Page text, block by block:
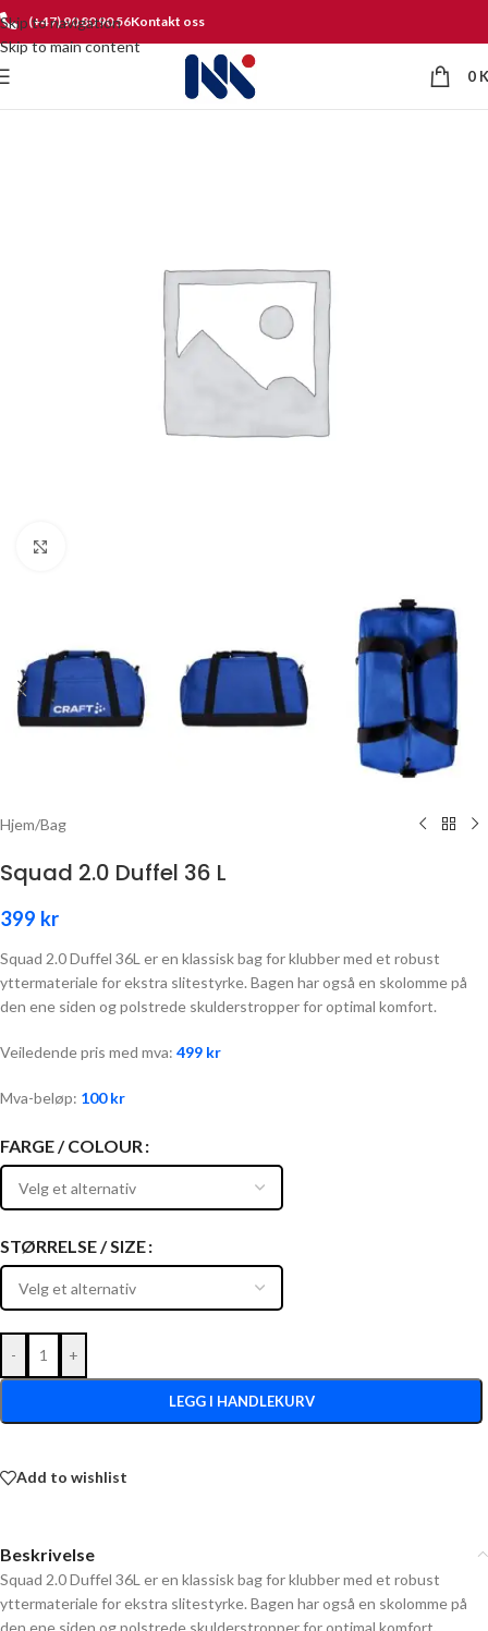
Skip to navigation
Skip to main content
(+47) 90 80 90 56Kontakt oss
0
Hjem/Bag
Squad 2.0 Duffel 36 L
399 kr
Squad 2.0 Duffel 36L er en klassisk bag for klubber med et robust
yttermateriale for ekstra slitestyrke. Bagen har også en skolomme på
den ene siden og polstrede skulderstropper for optimal komfort.
Veiledende pris med mva: 499 kr
Mva-beløp: 100kr
FARGE / COLOUR
STØRRELSE / SIZE
- +
LEGG I HANDLEKURV
Add to wishlist
Beskrivelse
Squad 2.0 Duffel 36L er en klassisk bag for klubber med et robust
yttermateriale for ekstra slitestyrke. Bagen har også en skolomme på
den ene siden og polstrede skulderstropper for optimal komfort.